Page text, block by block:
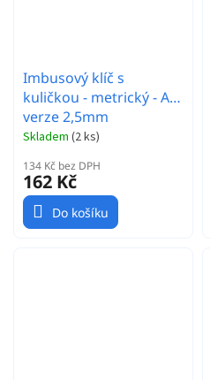
Imbusový klíč s
kuličkou - metrický - Alu
verze 2,5mm
Skladem (2 ks)
134 Kč bez DPH
162 Kč
Do košíku